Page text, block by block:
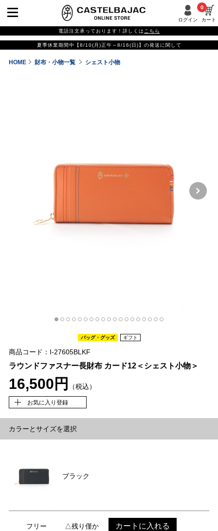
ログイン カート
0
電話注文承っております！詳しくは こちら
夏季休業期間中【8/10(月)正午～8/16(日)】の発送に関して
HOME 財布・小物一覧 シェスト小物
バッグ・グッズ ギフト
商品コード：I-27605BLKF
ラウンドファスナー長財布 カード12＜シェスト小物＞
16,500円 （税込）
お気に入り登録
カラーとサイズを選択
ブラック
フリー △残り僅か カートに入れる